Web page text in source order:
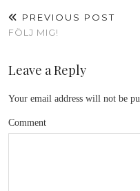
PREVIOUS POST
FÖLJ MIG!
Leave a Reply
Your email address will not be
Comment